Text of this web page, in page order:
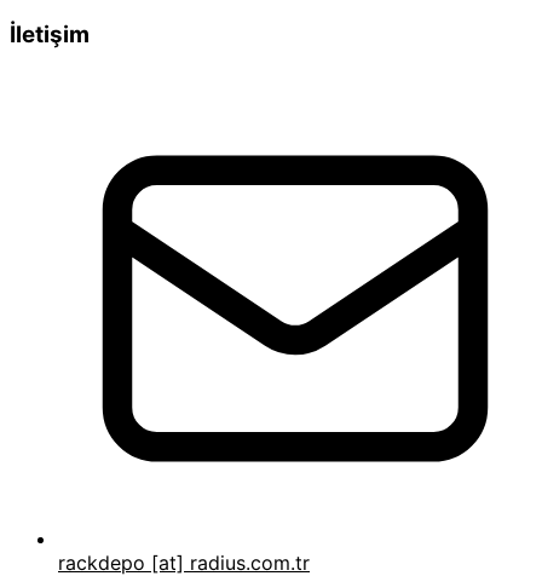
İletişim
rackdepo [at] radius.com.tr